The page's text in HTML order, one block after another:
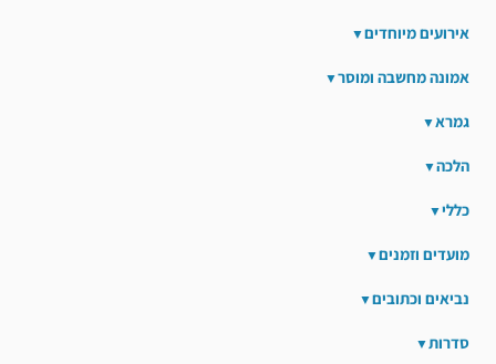
אירועים מיוחדים
אמונה מחשבה ומוסר
גמרא
הלכה
כללי
מועדים וזמנים
נביאים וכתובים
סדרות